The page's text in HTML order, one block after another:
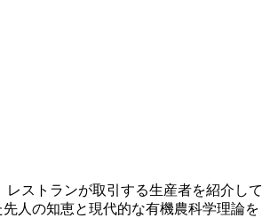
ストランが取引する生産者を紹介して
人の知恵と現代的な有機農科学理論を